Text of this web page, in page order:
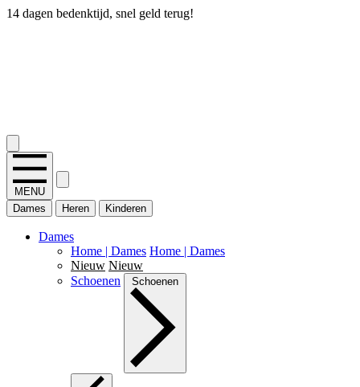
14 dagen bedenktijd, snel geld terug!
MENU
Dames
Heren Kinderen
Dames
Home | Dames Home | Dames
Nieuw Nieuw
Schoenen
Schoenen